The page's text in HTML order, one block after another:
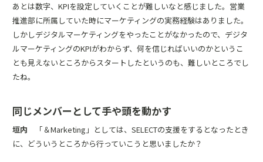
あとは数字、KPIを設定していくことが難しいなと感じました。営業
推進部に所属していた時にマーケティングの実務経験はありました。
しかしデジタルマーケティングをやったことがなかったので、デジタ
ルマーケティングのKPIがわからず、何を信じればいいのかというこ
とも見えないところからスタートしたというのも、難しいところでし
たね。
同じメンバーとして手や頭を動かす
垣内 「＆Marketing」としては、SELECTの支援をするとなったとき
に、どういうところから行っていこうと思いましたか？